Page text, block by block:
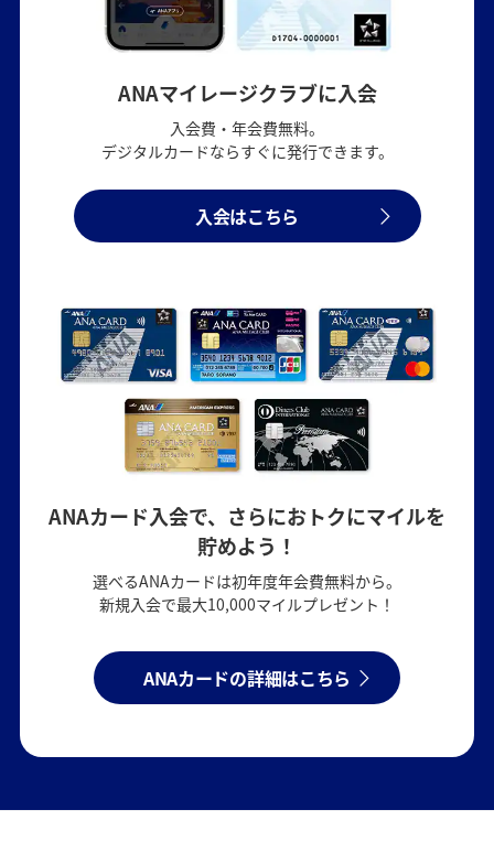
ANAマイレージクラブに入会
入会費・年会費無料。
デジタルカードならすぐに発行できます。
入会はこちら
ANAカード入会で、さらにおトクにマイルを
貯めよう！
選べるANAカードは初年度年会費無料から。
新規入会で最大10,000マイルプレゼント！
ANAカードの詳細はこちら